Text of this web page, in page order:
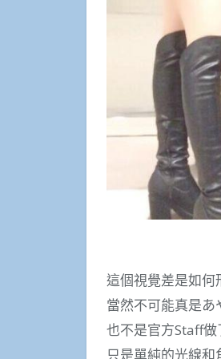
這個視覺差是如何
當然不可能真是
也不是官方Staff做
只是單純的光線和